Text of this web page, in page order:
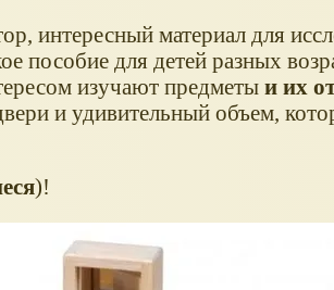
интересный материал для
пособие для детей разных
изучают предметы и их
и удивительный объем,
)!